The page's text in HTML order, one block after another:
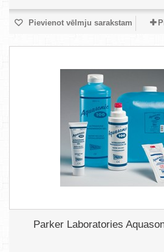
Pievienot vēlmju sarakstam
Parker Laboratories